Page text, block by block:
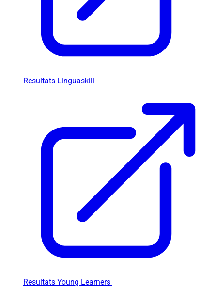
Resultats Linguaskill
Resultats Young Learners